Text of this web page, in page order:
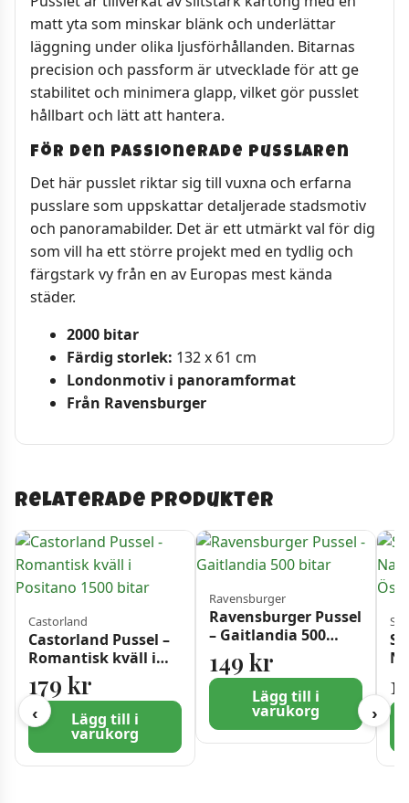
matt yta som minskar blänk och underlättar
läggning under olika ljusförhållanden. Bitarnas
precision och passform är utvecklade för att ge
stabilitet och minimera glapp, vilket gör pusslet
hållbart och lätt att hantera.
För den passionerade pusslaren
Det här pusslet riktar sig till vuxna och erfarna
pusslare som uppskattar detaljerade stadsmotiv
och panoramabilder. Det är ett utmärkt val för dig
som vill ha ett större projekt med en tydlig och
färgstark vy från en av Europas mest kända
städer.
2000 bitar
Färdig storlek: 132 x 61 cm
Londonmotiv i panoramformat
Från Ravensburger
Relaterade produkter
‹
Castorland
Castorland Pussel –
Romantisk kväll i
Positano 1500 bitar
179 kr
Lägg till i
varukorg
Ravensburger
Ravensburger Pussel
– Gaitlandia 500
149 kr
Lägg till i
varukorg ›